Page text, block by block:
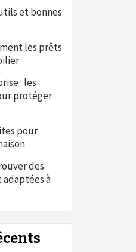
et bonnes
les prêts
: les
protéger
pour
des
à